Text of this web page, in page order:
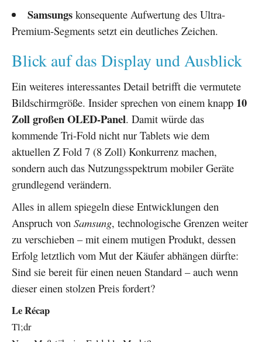
Samsungskonsequente Aufwertung des Ultra-
Premium-Segments setzt ein deutliches Zeichen.
Blick auf das Display und Ausblick
Ein weiteres interessantes Detail betrifft die vermutete
Bildschirmgröße. Insider sprechen von einem knapp 10
Zoll großen OLED-Panel. Damit würde das
kommende Tri-Fold nicht nur Tablets wie dem
aktuellen Z Fold 7 (8 Zoll) Konkurrenz machen,
sondern auch das Nutzungsspektrum mobiler Geräte
grundlegend verändern.
Alles in allem spiegeln diese Entwicklungen den
Anspruch von Samsung, technologische Grenzen weiter
zu verschieben – mit einem mutigen Produkt, dessen
Erfolg letztlich vom Mut der Käufer abhängen dürfte:
Sind sie bereit für einen neuen Standard – auch wenn
dieser einen stolzen Preis fordert?
Le Récap
Tl;dr